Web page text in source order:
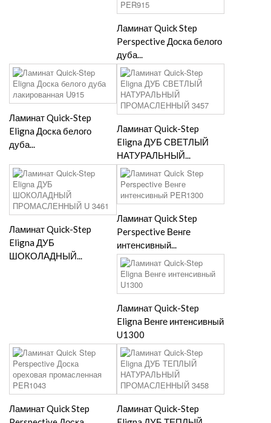
Ламинат Quick Step
Perspective Доска белого
дуба...
Ламинат Quick-Step
Eligna Доска белого
дуба...
Ламинат Quick-Step
Eligna ДУБ СВЕТЛЫЙ
НАТУРАЛЬНЫЙ...
Ламинат Quick-Step
Eligna ДУБ
ШОКОЛАДНЫЙ...
Ламинат Quick Step
Perspective Венге
интенсивный...
Ламинат Quick-Step
Eligna Венге интенсивный
U1300
Ламинат Quick Step
Ламинат Quick-Step